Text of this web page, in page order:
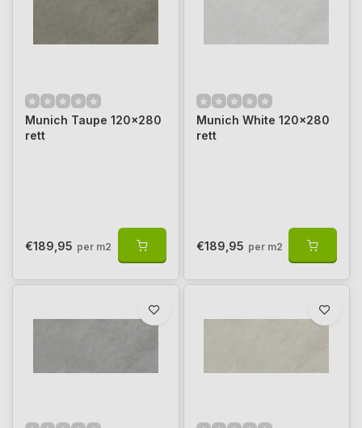
Munich Taupe 120x280
rett
€189,95 per m2
Munich White 120x280
rett
€189,95 per m2